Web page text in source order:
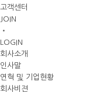
고객센터
JOIN
•
LOGIN
회사소개
인사말
연혁 및 기업현황
회사비젼